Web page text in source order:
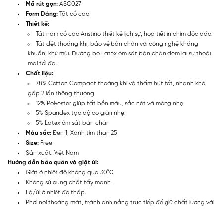
Mã rút gọn: ASC027
Form Dáng: Tất cổ cao
Thiết kế:
Tất nam cổ cao Aristino thiết kế lịch sự, họa tiết in chìm độc đáo.
Tất dệt thoáng khí, bảo vệ bàn chân với công nghệ kháng
khuẩn, khử mùi. Đường bo Latex ôm sát bàn chân đem lại sự thoải
mái tối đa.
Chất liệu:
78% Cotton Compact thoáng khí và thấm hút tốt, nhanh khô
gấp 2 lần thông thường
12% Polyester giúp tất bền màu, sắc nét và mỏng nhẹ
5% Spandex tạo độ co giãn nhẹ.
5% Latex ôm sát bàn chân
Màu sắc: Đen 1; Xanh tím than 25
Size: Free
Sản xuất: Việt Nam
Hướng dẫn bảo quản và giặt ủi:
Giặt ở nhiệt độ không quá 30°C.
Không sử dụng chất tẩy mạnh.
Là/ủi ở nhiệt độ thấp.
Phơi nơi thoáng mát, tránh ánh nắng trực tiếp để giữ chất lượng vải